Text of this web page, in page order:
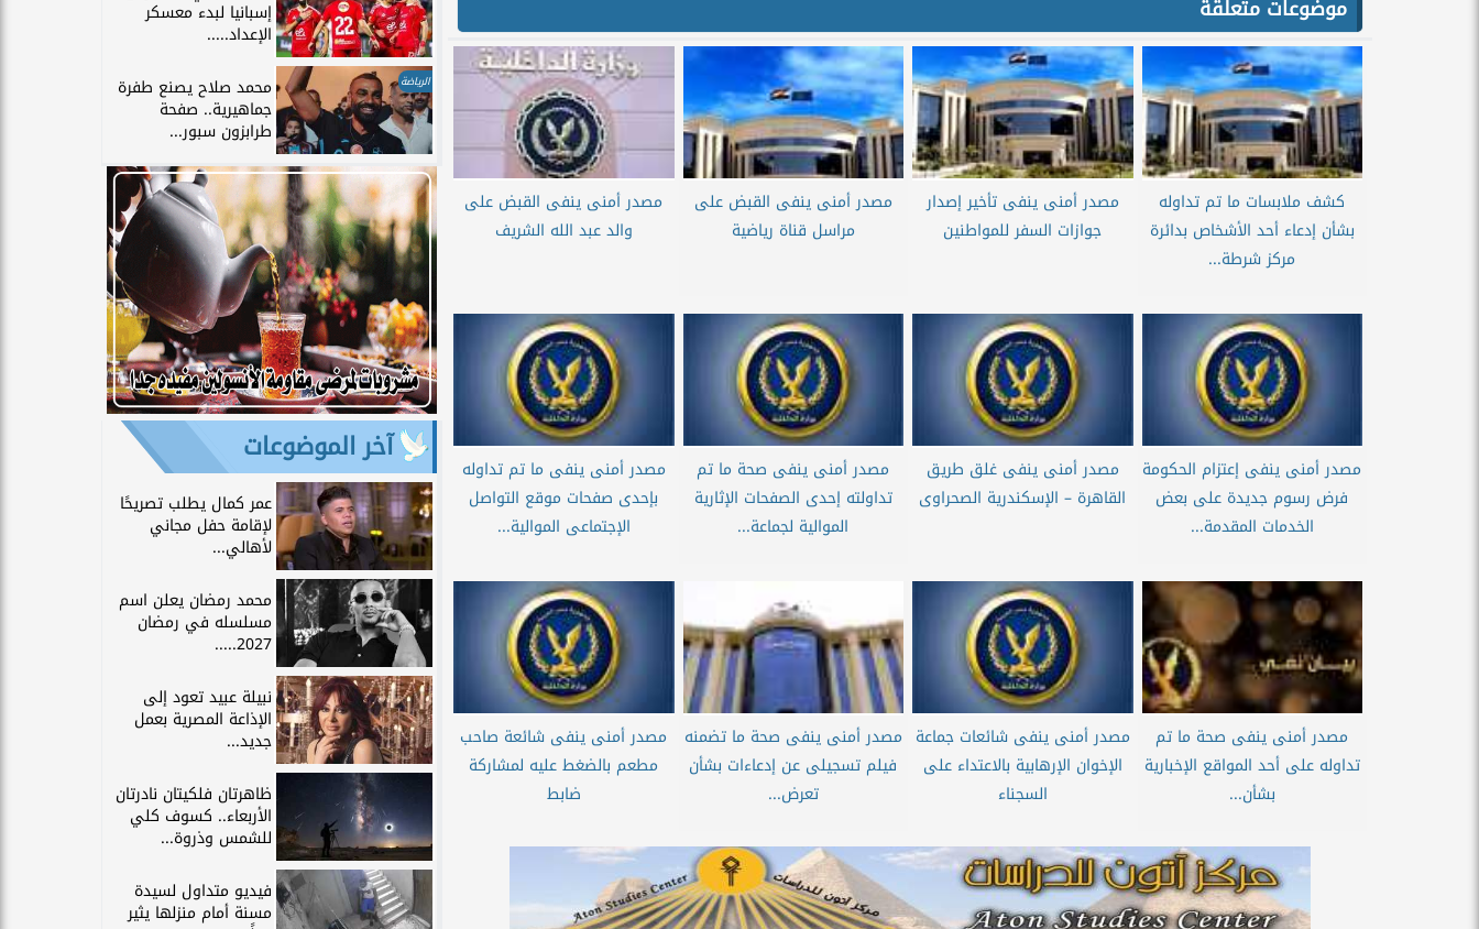
موضوعات متعلقة
كشف ملابسات ما تم تداوله
بشأن إدعاء أحد الأشخاص بدائرة
مركز شرطة...
مصدر أمنى ينفى تأخير إصدار
جوازات السفر للمواطنين
مصدر أمنى ينفى القبض على
مراسل قناة رياضية
مصدر أمنى ينفى القبض على
والد عبد الله الشريف
مصدر أمنى ينفى إعتزام الحكومة
فرض رسوم جديدة على بعض
الخدمات المقدمة...
مصدر أمنى ينفى غلق طريق
القاهرة – الإسكندرية الصحراوى
مصدر أمنى ينفى صحة ما تم
تداولته إحدى الصفحات الإثارية
الموالية لجماعة...
مصدر أمنى ينفى ما تم تداوله
بإحدى صفحات موقع التواصل
الإجتماعى الموالية...
مصدر أمنى ينفى صحة ما تم
تداوله على أحد المواقع الإخبارية
بشأن...
مصدر أمنى ينفى شائعات جماعة
الإخوان الإرهابية بالاعتداء على
السجناء
مصدر أمنى ينفى صحة ما تضمنه
فيلم تسجيلى عن إدعاءات بشأن
تعرض...
مصدر أمنى ينفى شائعة صاحب
مطعم بالضغط عليه لمشاركة
ضابط
إسبانيا لبدء معسكر
الإعداد.....
الرياضة محمد صلاح يصنع طفرة
جماهيرية.. صفحة
طرابزون سبور...
آخر الموضوعات
عمر كمال يطلب تصريحًا
لإقامة حفل مجاني
لأهالي...
محمد رمضان يعلن اسم
مسلسله في رمضان
2027.....
نبيلة عبيد تعود إلى
الإذاعة المصرية بعمل
جديد...
ظاهرتان فلكيتان نادرتان
الأربعاء.. كسوف كلي
للشمس وذروة...
فيديو متداول لسيدة
مسنة أمام منزلها يثير